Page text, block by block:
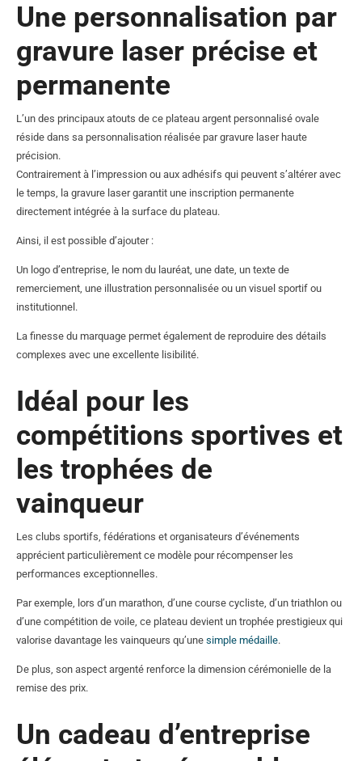
Une personnalisation par
gravure laser précise et
permanente
L’un des principaux atouts de ce plateau argent personnalisé ovale
réside dans sa personnalisation réalisée par gravure laser haute
précision.
Contrairement à l’impression ou aux adhésifs qui peuvent s’altérer avec
le temps, la gravure laser garantit une inscription permanente
directement intégrée à la surface du plateau.
Ainsi, il est possible d’ajouter :
Un logo d’entreprise, le nom du lauréat, une date, un texte de
remerciement, une illustration personnalisée ou un visuel sportif ou
institutionnel.
La finesse du marquage permet également de reproduire des détails
complexes avec une excellente lisibilité.
Idéal pour les
compétitions sportives et
les trophées de
vainqueur
Les clubs sportifs, fédérations et organisateurs d’événements
apprécient particulièrement ce modèle pour récompenser les
performances exceptionnelles.
Par exemple, lors d’un marathon, d’une course cycliste, d’un triathlon ou
d’une compétition de voile, ce plateau devient un trophée prestigieux qui
valorise davantage les vainqueurs qu’une simple médaille.
De plus, son aspect argenté renforce la dimension cérémonielle de la
remise des prix.
Un cadeau d’entreprise